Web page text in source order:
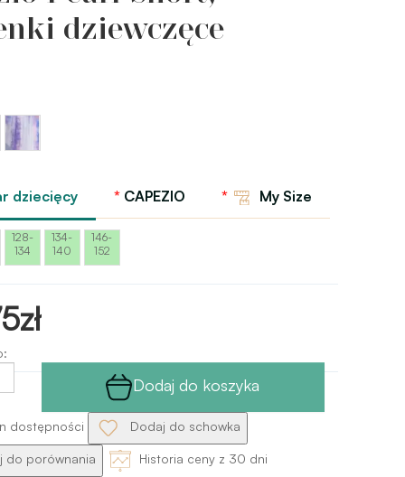
dziewczęce
Multicolor
Capezio
dziecięcy CAPEZIO My Size
128-
134
134-
140
146-
152
Dodaj do koszyka
dostępności Dodaj do schowka
do porównania Historia ceny z 30 dni